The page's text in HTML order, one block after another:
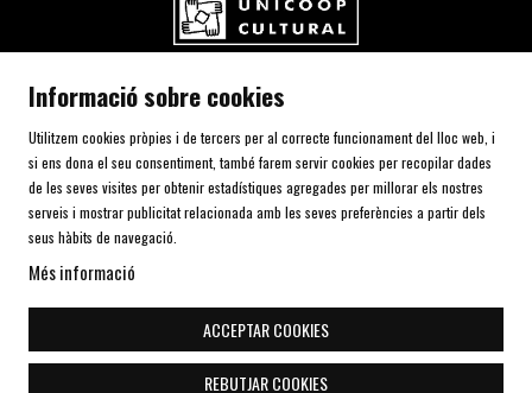
Carrer de l'Aurora, 80 (Plaça de Cal Font)
Telf. 93 805 00 75
AVÍS LEGAL I POLÍTICA DE PRIVACITAT
DECLARACIÓ D'ACCESSIBILITAT
CONTACTE
Informació sobre cookies
Utilitzem cookies pròpies i de tercers per al correcte funcionament del lloc web, i
si ens dona el seu consentiment, també farem servir cookies per recopilar dades
de les seves visites per obtenir estadístiques agregades per millorar els nostres
serveis i mostrar publicitat relacionada amb les seves preferències a partir dels
seus hàbits de navegació.
Més informació
ACCEPTAR COOKIES
REBUTJAR COOKIES